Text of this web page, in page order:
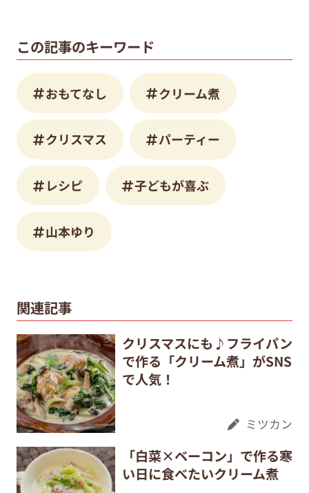
この記事のキーワード
おもてなし クリーム煮
クリスマス パーティー
レシピ 子どもが喜ぶ
山本ゆり
関連記事
クリスマスにも♪フライパン
で作る「クリーム煮」がSNS
で人気！
ミツカン
「白菜×ベーコン」で作る寒
い日に食べたいクリーム煮